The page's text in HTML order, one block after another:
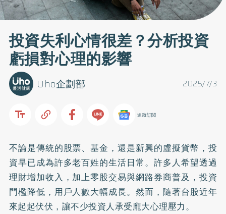
投資失利心情很差？分析投資
虧損對心理的影響
2025/7/3
Uho企劃部
追蹤訂閱
不論是傳統的股票、基金，還是新興的虛擬貨幣，投
資早已成為許多老百姓的生活日常。許多人希望透過
理財增加收入，加上零股交易與網路券商普及，投資
門檻降低，用戶人數大幅成長。然而，隨著台股近年
來起起伏伏，讓不少投資人承受龐大心理壓力。